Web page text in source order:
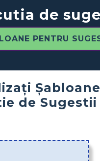
de
PENTRU
de Sugestii